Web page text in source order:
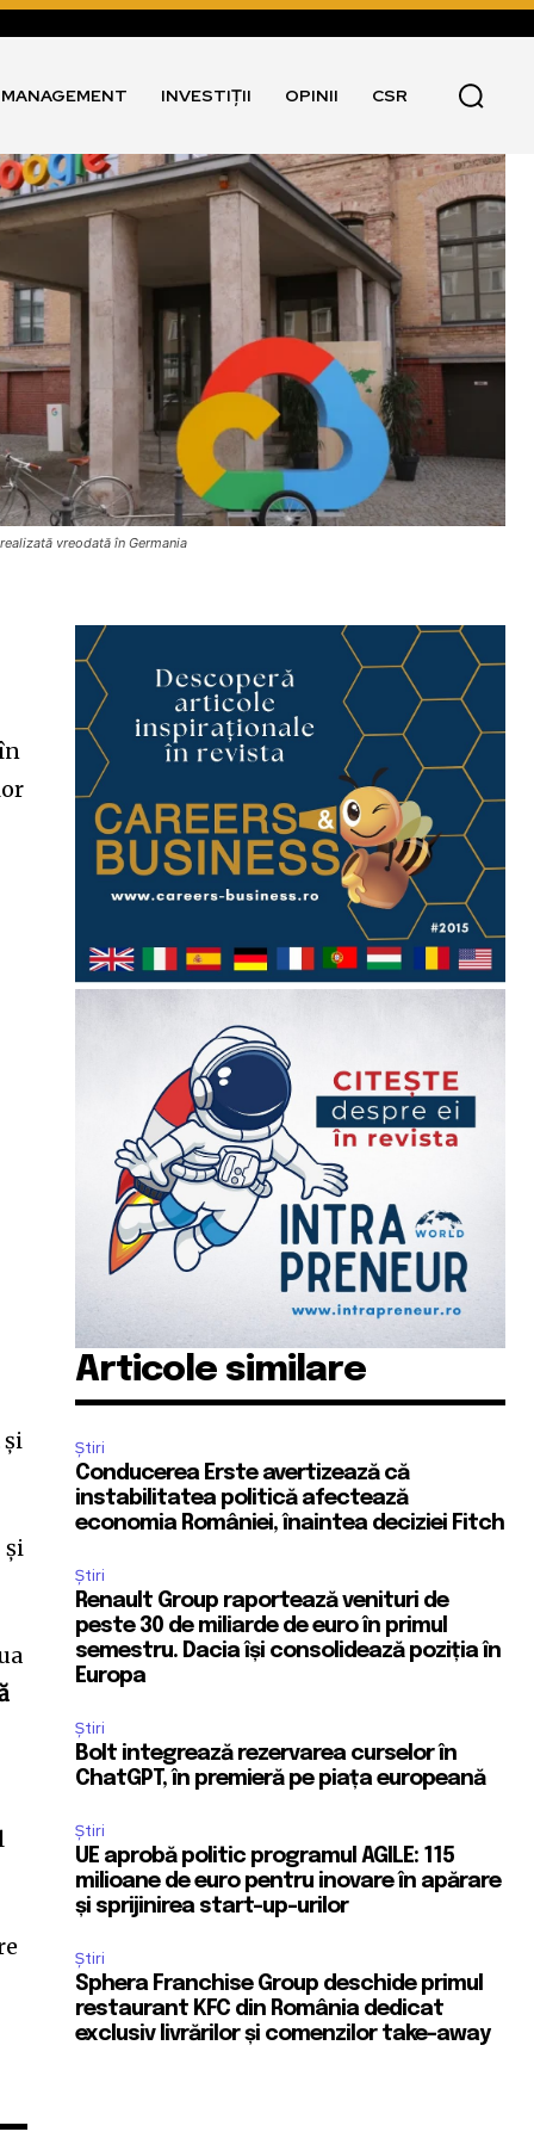
MANAGEMENT INVESTIȚII OPINII CSR
vreodată în Germania
și
și
Articole similare
Știri
Conducerea Erste avertizează că
instabilitatea politică afectează
economia României, înaintea deciziei Fitch
Știri
Renault Group raportează venituri de
peste 30 de miliarde de euro în primul
semestru. Dacia își consolidează poziția în
Europa
Știri
Bolt integrează rezervarea curselor în
ChatGPT, în premieră pe piața europeană
Știri
UE aprobă politic programul AGILE: 115
milioane de euro pentru inovare în apărare
și sprijinirea start-up-urilor
Știri
Sphera Franchise Group deschide primul
restaurant KFC din România dedicat
exclusiv livrărilor și comenzilor take-away